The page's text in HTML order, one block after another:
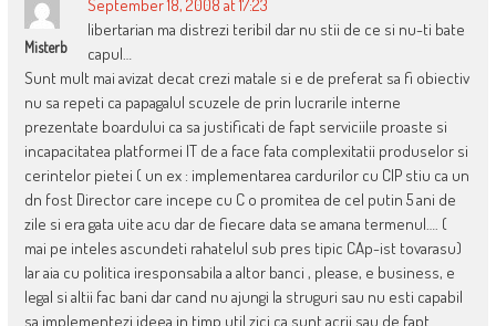
Misterb
September 18, 2008 at 17:23
libertarian ma distrezi teribil dar nu stii de ce si nu-ti bate
capul…
Sunt mult mai avizat decat crezi matale si e de preferat sa fi obiectiv
nu sa repeti ca papagalul scuzele de prin lucrarile interne
prezentate boardului ca sa justificati de fapt serviciile proaste si
incapacitatea platformei IT de a face fata complexitatii produselor si
cerintelor pietei ( un ex : implementarea cardurilor cu CIP stiu ca un
dn fost Director care incepe cu C o promitea de cel putin 5 ani de
zile si era gata uite acu dar de fiecare data se amana termenul…. (
mai pe inteles ascundeti rahatelul sub pres tipic CAp-ist tovarasu)
Iar aia cu politica iresponsabila a altor banci , please, e business, e
legal si altii fac bani dar cand nu ajungi la struguri sau nu esti capabil
sa implementezi ideea in timp util zici ca sunt acrii sau de fapt